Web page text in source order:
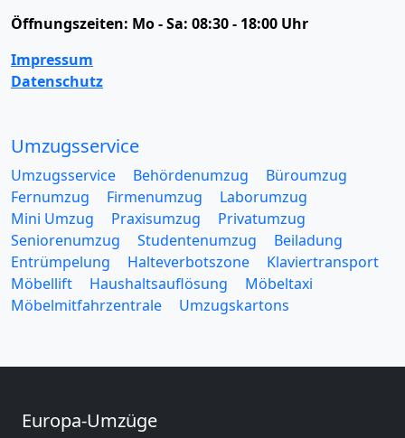
Öffnungszeiten: Mo - Sa: 08:30 - 18:00 Uhr
Impressum
Datenschutz
Umzugsservice
Umzugsservice Behördenumzug
Büroumzug
Fernumzug
Firmenumzug
Laborumzug
Mini Umzug
Praxisumzug
Privatumzug
Seniorenumzug
Studentenumzug
Beiladung
Entrümpelung
Halteverbotszone
Klaviertransport
Möbellift
Haushaltsauflösung
Möbeltaxi
Möbelmitfahrzentrale
Umzugskartons
Europa-Umzüge